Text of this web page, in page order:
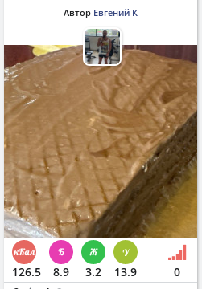
Автор Евгений К
126.5 8.9 3.2 13.9 0